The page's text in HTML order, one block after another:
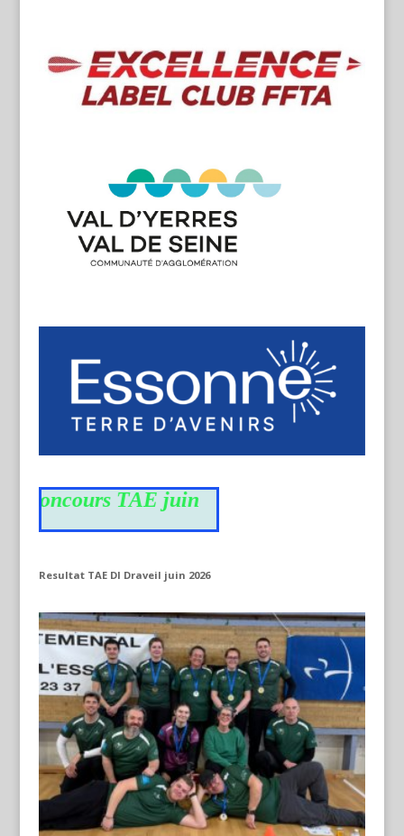
concours TAE juin
Resultat TAE DI Draveil juin 2026